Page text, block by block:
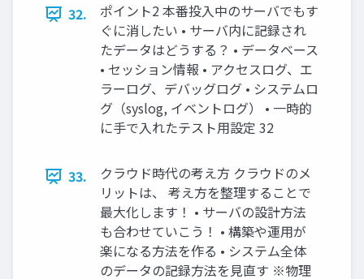
32.
ポイント2 本番投入中のサーバでもす
ぐに消したい • サーバ内に記録され
たデータはどうする？ • データベース
• セッション情報 • アクセスログ、エ
ラーログ、デバッグログ • システムロ
グ（syslog, イベントログ） • 一時的
に手で入れたテスト用設定 32
33.
クラウド時代の考え方 クラウドのメ
リットは、 考え方を整理することで
最大化します！ • サーバの設計方法
も合わせていこう！ • 構築や運用が
楽になる方法を作る • システム全体
のデータの記録方法を見直す ※物理